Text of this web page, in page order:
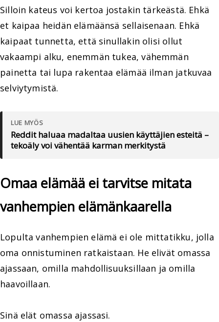
Silloin kateus voi kertoa jostakin tärkeästä. Ehkä
et kaipaa heidän elämäänsä sellaisenaan. Ehkä
kaipaat tunnetta, että sinullakin olisi ollut
vakaampi alku, enemmän tukea, vähemmän
painetta tai lupa rakentaa elämää ilman jatkuvaa
selviytymistä.
LUE MYÖS
Reddit haluaa madaltaa uusien käyttäjien esteitä –
tekoäly voi vähentää karman merkitystä
Omaa elämää ei tarvitse mitata
vanhempien elämänkaarella
Lopulta vanhempien elämä ei ole mittatikku, jolla
oma onnistuminen ratkaistaan. He elivät omassa
ajassaan, omilla mahdollisuuksillaan ja omilla
haavoillaan.
Sinä elät omassa ajassasi.